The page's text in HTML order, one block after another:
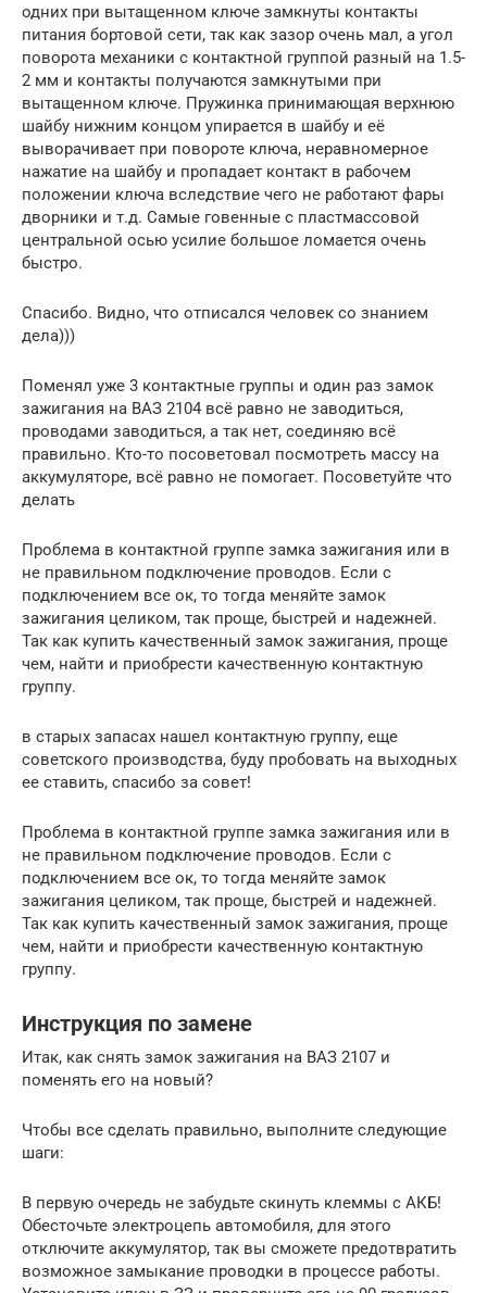
одних при вытащенном ключе замкнуты контакты
питания бортовой сети, так как зазор очень мал, а угол
поворота механики с контактной группой разный на 1.5-
2 мм и контакты получаются замкнутыми при
вытащенном ключе. Пружинка принимающая верхнюю
шайбу нижним концом упирается в шайбу и её
выворачивает при повороте ключа, неравномерное
нажатие на шайбу и пропадает контакт в рабочем
положении ключа вследствие чего не работают фары
дворники и т.д. Самые говенные с пластмассовой
центральной осью усилие большое ломается очень
быстро.
Спасибо. Видно, что отписался человек со знанием
дела)))
Поменял уже 3 контактные группы и один раз замок
зажигания на ВАЗ 2104 всё равно не заводиться,
проводами заводиться, а так нет, соединяю всё
правильно. Кто-то посоветовал посмотреть массу на
аккумуляторе, всё равно не помогает. Посоветуйте что
делать
Проблема в контактной группе замка зажигания или в
не правильном подключение проводов. Если с
подключением все ок, то тогда меняйте замок
зажигания целиком, так проще, быстрей и надежней.
Так как купить качественный замок зажигания, проще
чем, найти и приобрести качественную контактную
группу.
в старых запасах нашел контактную группу, еще
советского производства, буду пробовать на выходных
ее ставить, спасибо за совет!
Проблема в контактной группе замка зажигания или в
не правильном подключение проводов. Если с
подключением все ок, то тогда меняйте замок
зажигания целиком, так проще, быстрей и надежней.
Так как купить качественный замок зажигания, проще
чем, найти и приобрести качественную контактную
группу.
Инструкция по замене
Итак, как снять замок зажигания на ВАЗ 2107 и
поменять его на новый?
Чтобы все сделать правильно, выполните следующие
шаги:
В первую очередь не забудьте скинуть клеммы с АКБ!
Обесточьте электроцепь автомобиля, для этого
отключите аккумулятор, так вы сможете предотвратить
возможное замыкание проводки в процессе работы.